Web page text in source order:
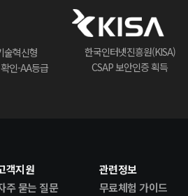
술혁신형
인-AA등급
한국인터넷진흥원(KISA)
CSAP 보안인증 획득
객지원
주 묻는 질문
관련정보
무료체험 가이드